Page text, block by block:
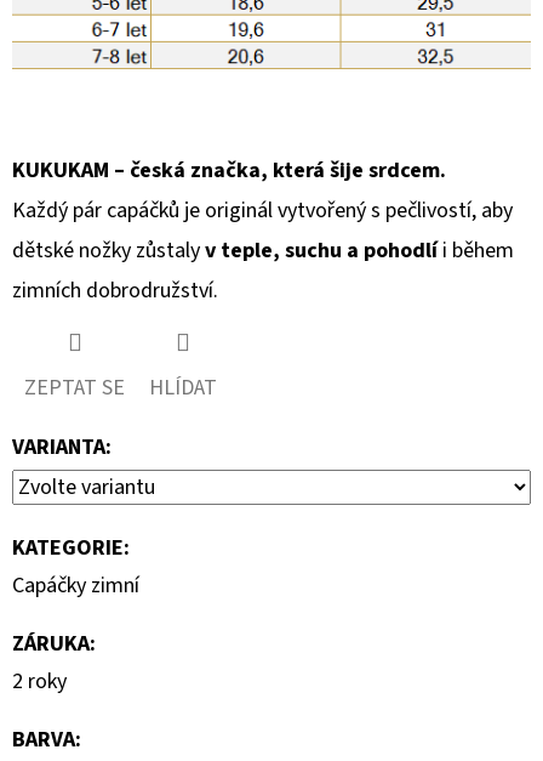
KUKUKAM – česká značka, která šije srdcem.
Každý pár capáčků je originál vytvořený s pečlivostí, aby
dětské nožky zůstalyv teple, suchu a pohodlíi během
zimních dobrodružství.
ZEPTAT SE
HLÍDAT
VARIANTA:
KATEGORIE:
Capáčky zimní
ZÁRUKA:
2 roky
BARVA: